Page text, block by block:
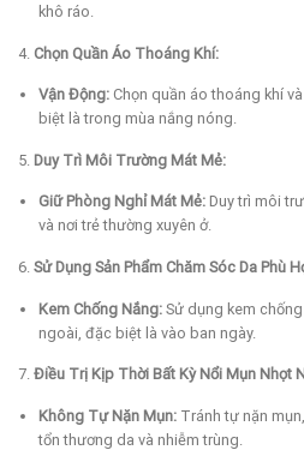
khô ráo.
4. Chọn Quần Áo Thoáng Khí:
Vận Động:Chọn quần áo thoáng khí
biệt là trong mùa nắng nóng.
5. Duy Trì Môi Trường Mát Mẻ:
Giữ Phòng Nghỉ Mát Mẻ:Duy trì môi
và nơi trẻ thường xuyên ở.
6. Sử Dụng Sản Phẩm Chăm Sóc Da Phù
Kem Chống Nắng:Sử dụng kem
ngoài, đặc biệt là vào ban ngày.
7. Điều Trị Kịp Thời Bất Kỳ Nổi Mụn Nhọt
Không Tự Nặn Mụn:Tránh tự nặn
tổn thương da và nhiễm trùng.